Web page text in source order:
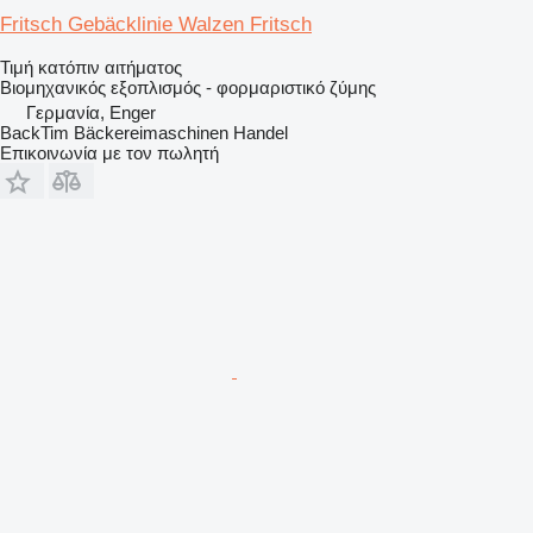
Fritsch Gebäcklinie Walzen Fritsch
Τιμή κατόπιν αιτήματος
Βιομηχανικός εξοπλισμός - φορμαριστικό ζύμης
Γερμανία, Enger
BackTim Bäckereimaschinen Handel
Επικοινωνία με τον πωλητή